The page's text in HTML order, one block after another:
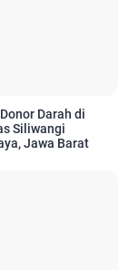
Darah di
Siliwangi
Jawa Barat